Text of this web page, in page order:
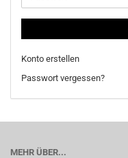
Konto erstellen
Passwort vergessen?
MEHR ÜBER...